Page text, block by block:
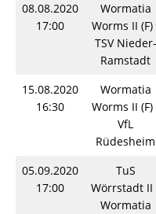
08.08.2020
17:00
Wormatia
Worms II (F)
TSV Nieder-
Ramstadt
15.08.2020
16:30
Wormatia
Worms II (F)
VfL
Rüdesheim
05.09.2020
17:00
TuS
Wörrstadt II
Wormatia